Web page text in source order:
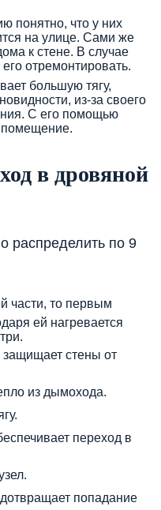
понятно, что у них
на улице. Сами же
к стене. В случае
его отремонтировать.
большую тягу,
из-за своего
С его помощью
помещение.
в дровяной
распределить по 9
части, то первым
ей нагревается
стены от
из дымохода.
переход в
попадание